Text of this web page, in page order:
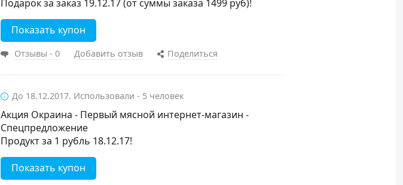
Подарок за заказ 19.12.17 (от суммы заказа 1499 руб)!
Показать купон
Отзывы - 0 Добавить отзыв Поделиться
До 18.12.2017. Использовали - 5 человек
Акция Окраина - Первый мясной интернет-магазин -
Спецпредложение
Продукт за 1 рубль 18.12.17!
Показать купон